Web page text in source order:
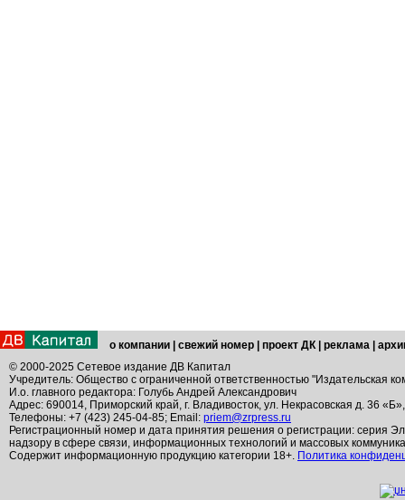
о компании свежий номер проект ДК реклама
© 2000-2025 Сетевое издание ДВ Капитал
Учредитель: Общество с ограниченной ответственностью "Издательская
И.о. главного редактора: Голубь Андрей Александрович
Адрес: 690014, Приморский край, г. Владивосток, ул. Некрасовская д. 36
Телефоны: +7 (423) 245-04-85; Email: priem@zrpress.ru
Регистрационный номер и дата принятия решения о регистрации: серия
надзору в сфере связи, информационных технологий и массовых
Содержит информационную продукцию категории 18+. Политика